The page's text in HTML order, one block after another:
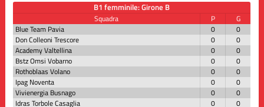
B1 femminile: Girone B
Squadra P
G
Blue Team Pavia
0
0
Don Colleoni Trescore
0
0
Academy Valtellina
0
0
Bstz Omsi Vobarno
0
0
Rothoblaas Volano
0
0
Ipag Noventa
0
0
Vivienergia Busnago
0
0
Idras Torbole Casaglia
0
0